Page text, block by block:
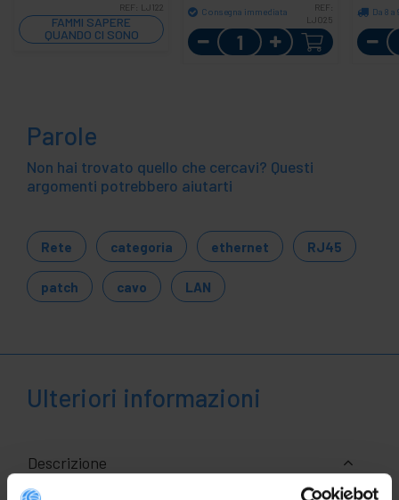
REF: LJ122
FAMMI SAPERE
QUANDO CI SONO
SCORTE
Consegna immediata
REF:
LJ025
Quantità
Da 8
Parole
Non hai trovato quello che cercavi? Questi
argomenti potrebbero aiutarti
Rete categoria ethernet RJ45
patch cavo LAN
Ulteriori informazioni
Descrizione